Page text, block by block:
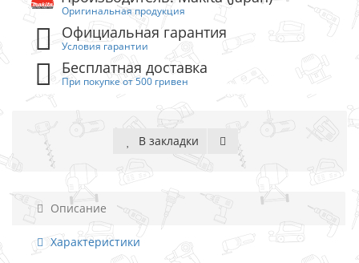
Оригинальная продукция
Официальная гарантия
Условия гарантии
Бесплатная доставка
При покупке от 500 гривен
В закладки
Описание
Характеристики